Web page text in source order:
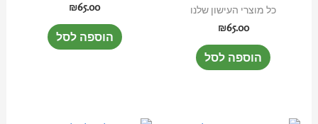
כל מוצרי העישון שלנו
₪65.00
הוספה לסל
₪65.00
הוספה לסל